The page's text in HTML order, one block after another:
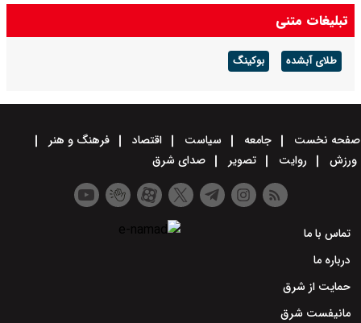
تبلیغات متنی
طلای آبشده بوکینگ
صفحه نخست جامعه سیاست اقتصاد
فرهنگ و هنر
ورزش
روایت تصویر صدای شرق
تماس با ما
درباره ما
حمایت از شرق
مانیفست شرق